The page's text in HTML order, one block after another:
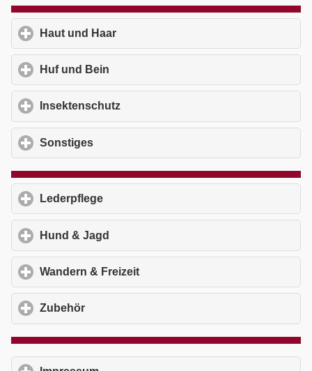
Haut und Haar
Huf und Bein
Insektenschutz
Sonstiges
Lederpflege
Hund & Jagd
Wandern & Freizeit
Zubehör